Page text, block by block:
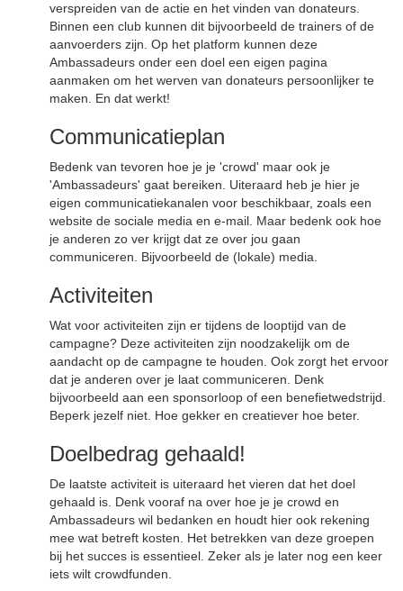
verspreiden van de actie en het vinden van donateurs.
Binnen een club kunnen dit bijvoorbeeld de trainers of de
aanvoerders zijn. Op het platform kunnen deze
Ambassadeurs onder een doel een eigen pagina
aanmaken om het werven van donateurs persoonlijker te
maken. En dat werkt!
Communicatieplan
Bedenk van tevoren hoe je je 'crowd' maar ook je
'Ambassadeurs' gaat bereiken. Uiteraard heb je hier je
eigen communicatiekanalen voor beschikbaar, zoals een
website de sociale media en e-mail. Maar bedenk ook hoe
je anderen zo ver krijgt dat ze over jou gaan
communiceren. Bijvoorbeeld de (lokale) media.
Activiteiten
Wat voor activiteiten zijn er tijdens de looptijd van de
campagne? Deze activiteiten zijn noodzakelijk om de
aandacht op de campagne te houden. Ook zorgt het ervoor
dat je anderen over je laat communiceren. Denk
bijvoorbeeld aan een sponsorloop of een benefietwedstrijd.
Beperk jezelf niet. Hoe gekker en creatiever hoe beter.
Doelbedrag gehaald!
De laatste activiteit is uiteraard het vieren dat het doel
gehaald is. Denk vooraf na over hoe je je crowd en
Ambassadeurs wil bedanken en houdt hier ook rekening
mee wat betreft kosten. Het betrekken van deze groepen
bij het succes is essentieel. Zeker als je later nog een keer
iets wilt crowdfunden.